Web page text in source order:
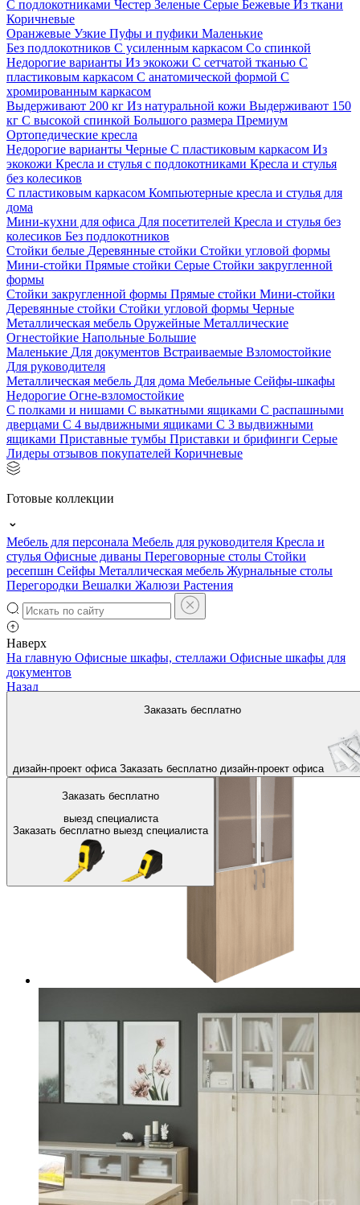
С подлокотниками Честер Зеленые Серые Бежевые Из ткани
Коричневые
Оранжевые Узкие Пуфы и пуфики Маленькие
Без подлокотников С усиленным каркасом Со спинкой
Недорогие варианты Из экокожи С сетчатой тканью С
пластиковым каркасом С анатомической формой С
хромированным каркасом
Выдерживают 200 кг Из натуральной кожи Выдерживают 150
кг С высокой спинкой Большого размера Премиум
Ортопедические кресла
Недорогие варианты Черные С пластиковым каркасом Из
экокожи Кресла и стулья с подлокотниками Кресла и стулья
без колесиков
С пластиковым каркасом Компьютерные кресла и стулья для
дома
Мини-кухни для офиса Для посетителей Кресла и стулья без
колесиков Без подлокотников
Стойки белые Деревянные стойки Стойки угловой формы
Мини-стойки Прямые стойки Серые Стойки закругленной
формы
Стойки закругленной формы Прямые стойки Мини-стойки
Деревянные стойки Стойки угловой формы Черные
Металлическая мебель Оружейные Металлические
Огнестойкие Напольные Большие
Маленькие Для документов Встраиваемые Взломостойкие
Для руководителя
Металлическая мебель Для дома Мебельные Сейфы-шкафы
Недорогие Огне-взломостойкие
С полками и нишами С выкатными ящиками С распашными
дверцами С 4 выдвижными ящиками С 3 выдвижными
ящиками Приставные тумбы Приставки и брифинги Серые
Лидеры отзывов покупателей Коричневые
Готовые коллекции
Мебель для персонала Мебель для руководителя Кресла и
стулья Офисные диваны Переговорные столы Стойки
ресепшн Сейфы Металлическая мебель Журнальные столы
Перегородки Вешалки Жалюзи Растения
Наверх
Заказать бесплатно
дизайн-проект офиса Заказать бесплатно дизайн-проект офиса
Заказать бесплатно
выезд специалиста
Заказать бесплатно выезд специалиста
На главную Офисные шкафы, стеллажи Офисные шкафы для
документов
Назад